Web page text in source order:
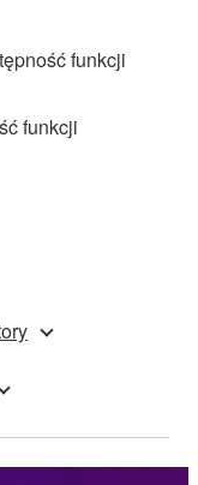
funkcji
funkcji